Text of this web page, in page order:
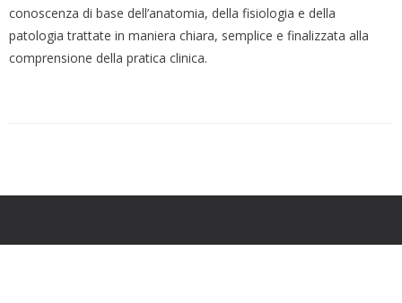
conoscenza di base dell’anatomia, della fisiologia e della
patologia trattate in maniera chiara, semplice e finalizzata alla
comprensione della pratica clinica.